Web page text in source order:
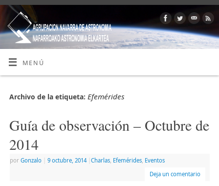
MENÚ
Archivo de la etiqueta: Efemérides
Guía de observación – Octubre de
2014
por Gonzalo 9 octubre, 2014 Charlas, Efemérides, Eventos
Deja un comentario